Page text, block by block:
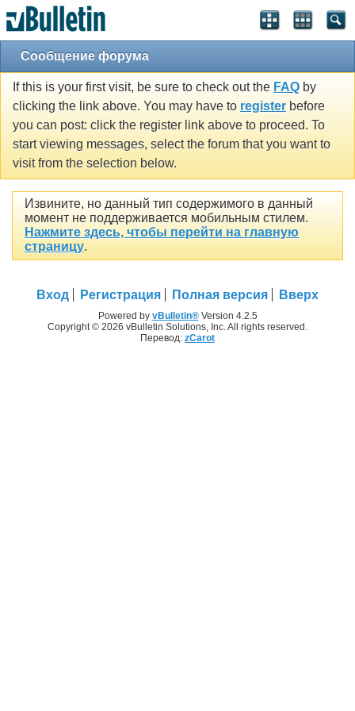
Сообщение форума
If this is your first visit, be sure to check out the FAQ by
clicking the link above. You may have to register before
you can post: click the register link above to proceed. To
start viewing messages, select the forum that you want to
visit from the selection below.
Извините, но данный тип содержимого в данный
момент не поддерживается мобильным стилем.
Нажмите здесь, чтобы перейти на главную
страницу.
Вход Регистрация Полная версия Вверх
Powered by vBulletin®Version 4.2.5
Copyright © 2026 vBulletin Solutions, Inc. All rights reserved.
Перевод: zCarot